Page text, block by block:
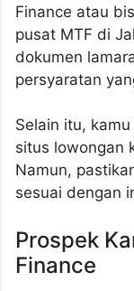
Finance atau
pusat MTF di
dokumen
persyaratan
Selain itu,
situs lowongan
Namun,
sesuai dengan
Prospek
Finance